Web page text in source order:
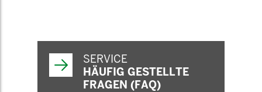
SERVICE
HÄUFIG GESTELLTE
FRAGEN (FAQ)